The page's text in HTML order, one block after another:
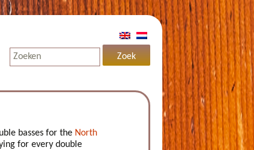
basses for the North
for every double